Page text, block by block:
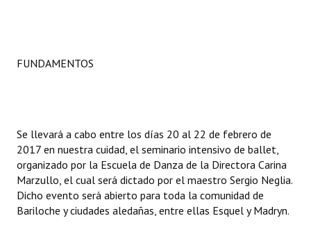
Dictámenes Asesoría Letrada
Ejecución Presupuestaria
Actas de Audiencias Públicas
NORMATIVA
FUNDAMENTOS
Se llevará a cabo entre los días 20 al 22 de febrero de
2017 en nuestra cuidad, el seminario intensivo de ballet,
organizado por la Escuela de Danza de la Directora Carina
Marzullo, el cual será dictado por el maestro Sergio Neglia.
Dicho evento será abierto para toda la comunidad de
Bariloche y ciudades aledañas, entre ellas Esquel y Madryn.